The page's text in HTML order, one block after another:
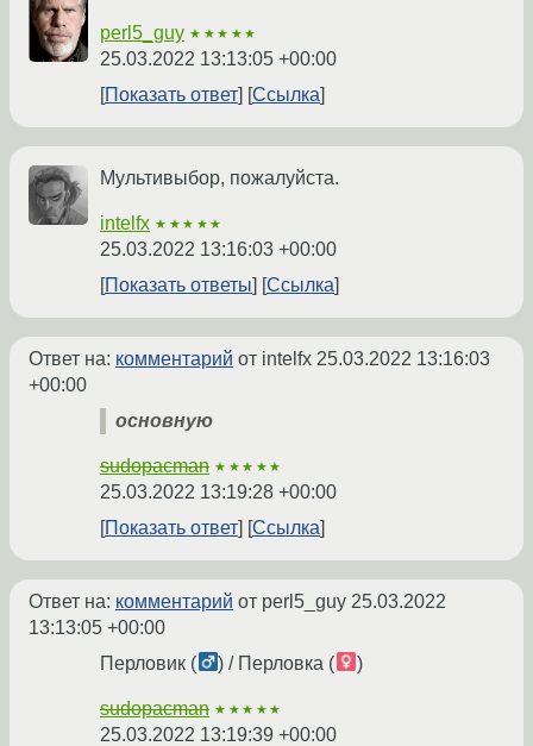
perl5_guy ★★★★★
25.03.2022 13:13:05 +00:00
Показать ответ
Ссылка
Мультивыбор, пожалуйста.
intelfx ★★★★★
25.03.2022 13:16:03 +00:00
Показать ответы
Ссылка
Ответ на: комментарий от intelfx 25.03.2022 13:16:03
+00:00
основную
sudopacman ★★★★★
25.03.2022 13:19:28 +00:00
Показать ответ
Ссылка
Ответ на: комментарий от perl5_guy 25.03.2022
13:13:05 +00:00
Перловик (
) / Перловка ( )
sudopacman ★★★★★
25.03.2022 13:19:39 +00:00